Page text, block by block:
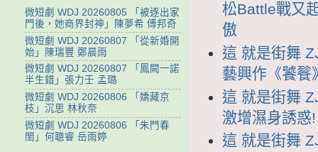
松Battle戰又
傲
這 就是街舞
藝興作《饕餮
這 就是街舞
激增濕身誘惑
這 就是街舞
微短劇 WDJ 20260805 「被逐出家
門後，她商界封神」陳夢希 傅邦奇
微短劇 WDJ 20260807 「從新婚開
始」陳瑞豐 鄭晨雨
微短劇 WDJ 20260807 「鳳闕一諾
半生錯」張力壬 孟璐
微短劇 WDJ 20260806 「嬌藏京
枝」沉思 林秋奈
微短劇 WDJ 20260806 「朱門春
閨」何聰睿 岳雨婷